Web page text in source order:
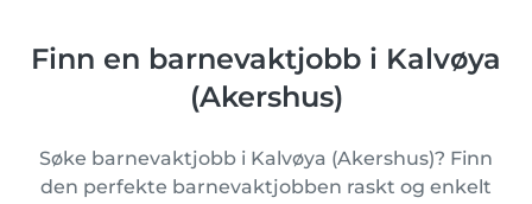
Finn en barnevaktjobb i Kalvøya
(Akershus)
Søke barnevaktjobb i Kalvøya (Akershus)? Finn
den perfekte barnevaktjobben raskt og enkelt